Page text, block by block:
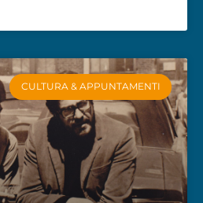
CULTURA & APPUNTAMENTI